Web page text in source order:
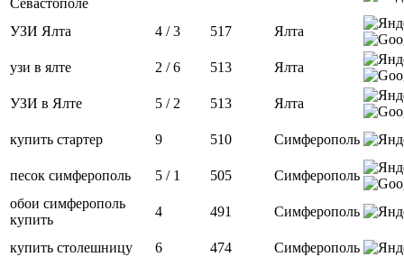
УЗИ Ялта 4 / 3 517 Ялта
узи в ялте 2 / 6 513 Ялта
УЗИ в Ялте 5 / 2 513 Ялта
купить стартер 9 510 Симферополь
песок симферополь 5 / 1 505
Симферополь
обои симферополь
купить
4 491 Симферополь
купить столешницу 6 474
Симферополь